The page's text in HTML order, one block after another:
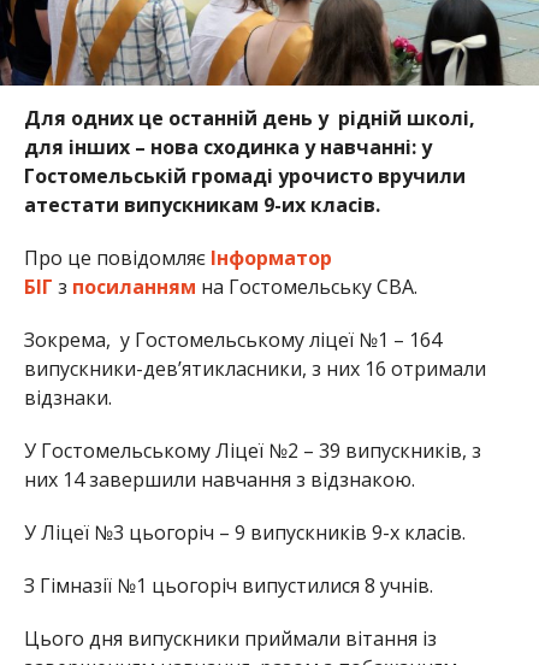
Для одних це останній день у рідній школі,
для інших – нова сходинка у навчанні: у
Гостомельській громаді урочисто вручили
атестати випускникам 9-их класів.
Про це повідомляє Інформатор
БІГ з посиланням на Гостомельську СВА.
Зокрема, у Гостомельському ліцеї №1 – 164
випускники-дев’ятикласники, з них 16 отримали
відзнаки.
У Гостомельському Ліцеї №2 – 39 випускників, з
них 14 завершили навчання з відзнакою.
У Ліцеї №3 цьогоріч – 9 випускників 9-х класів.
З Гімназії №1 цьогоріч випустилися 8 учнів.
Цього дня випускники приймали вітання із